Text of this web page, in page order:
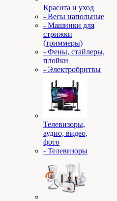
Красота и уход
- Весы напольные
- Машинки для
стрижки
(триммеры)
- Фены, стайлеры,
плойки
- Электробритвы
Телевизоры,
аудио, видео,
фото
- Телевизоры